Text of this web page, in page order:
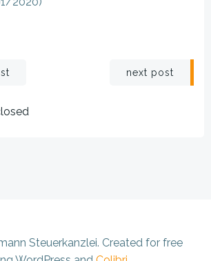
next post
Steuerkanzlei. Created for free